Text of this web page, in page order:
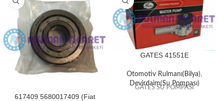
617409 5680017409 (Fiat
GATES 41551E
Otomotiv Rulmanı(Bilya),
Devirdaim(Su Pompası)
GATES SU POMPASI